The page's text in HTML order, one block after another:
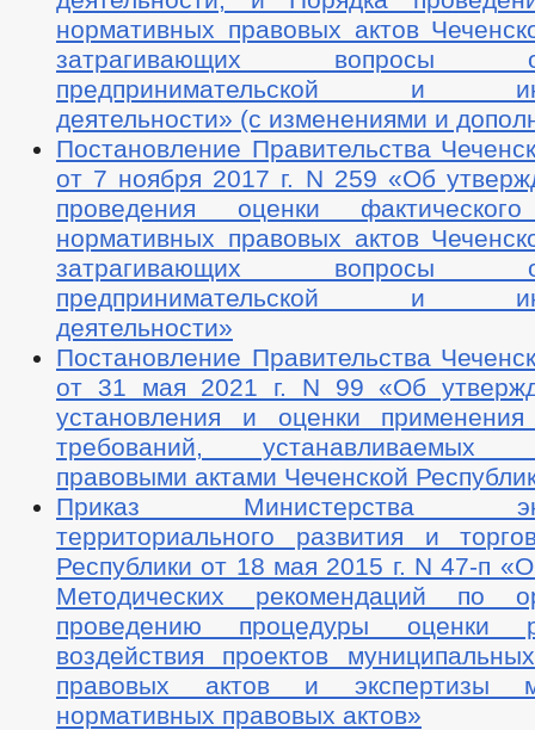
нормативных правовых актов
затрагивающих вопросы
предпринимательской и
деятельности» (с изменениями и
Постановление Правительства
от 7 ноября 2017 г. N 259 «Об
проведения оценки фактического
нормативных правовых актов
затрагивающих вопросы
предпринимательской и
деятельности»
Постановление Правительства
от 31 мая 2021 г. N 99 «Об
установления и оценки применения
требований, устанавливаемых
правовыми актами Чеченской
Приказ Министерства
территориального развития и
Республики от 18 мая 2015 г. N 47-п
Методических рекомендаций по
проведению процедуры оценки
воздействия проектов
правовых актов и экспертизы
нормативных правовых актов»